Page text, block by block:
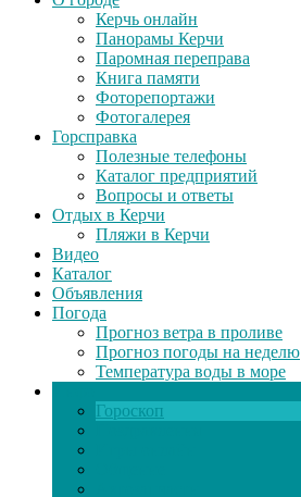
Керчь онлайн
Панорамы Керчи
Паромная переправа
Книга памяти
Фоторепортажи
Фотогалерея
Горсправка
Полезные телефоны
Каталог предприятий
Вопросы и ответы
Отдых в Керчи
Пляжи в Керчи
Видео
Каталог
Объявления
Погода
Прогноз ветра в проливе
Прогноз погоды на неделю
Температура воды в море
Гороскоп